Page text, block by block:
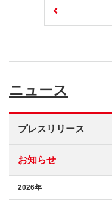
ニュース
プレスリリース
お知らせ
2026年